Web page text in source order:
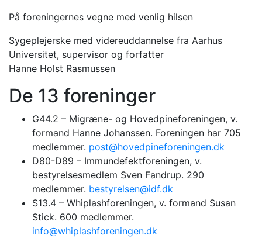
På foreningernes vegne med venlig hilsen
Sygeplejerske med videreuddannelse fra Aarhus
Universitet, supervisor og forfatter
Hanne Holst Rasmussen
De 13 foreninger
G44.2 – Migræne- og Hovedpineforeningen, v.
formand Hanne Johanssen. Foreningen har 705
medlemmer. post@hovedpineforeningen.dk
D80-D89 – Immundefektforeningen, v.
bestyrelsesmedlem Sven Fandrup. 290
medlemmer. bestyrelsen@idf.dk
S13.4 – Whiplashforeningen, v. formand Susan
Stick. 600 medlemmer.
info@whiplashforeningen.dk